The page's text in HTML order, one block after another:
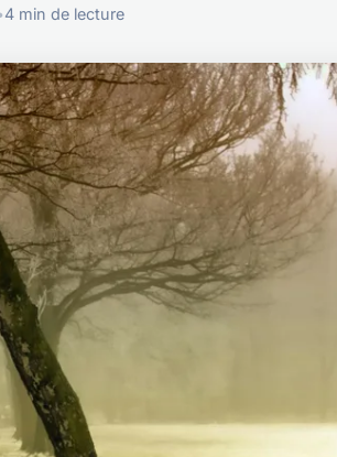
4 min de lecture